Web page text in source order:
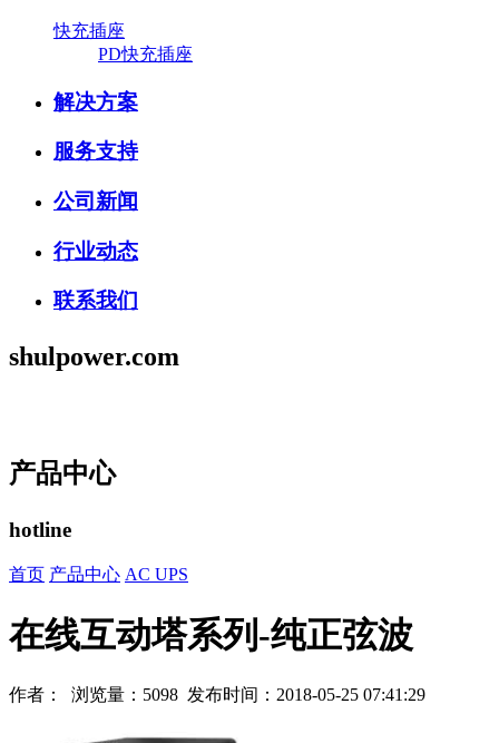
快充插座
PD快充插座
解决方案
服务支持
公司新闻
行业动态
联系我们
shulpower.com
产品中心
hotline
首页 产品中心 AC UPS
在线互动塔系列-纯正弦波
作者： 浏览量：5098 发布时间：2018-05-25 07:41:29